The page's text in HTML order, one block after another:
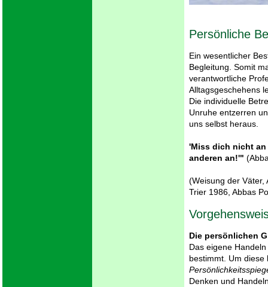
Persönliche
Ein wesentlicher
Begleitung. Somit
verantwortliche
Alltagsgeschehens
Die individuelle
Unruhe entzerren
uns selbst heraus.
'Miss dich nicht
anderen an!'"
(Weisung der Väter,
Trier 1986, Abbas
Die persönlichen
Das eigene
bestimmt. Um
Denken und